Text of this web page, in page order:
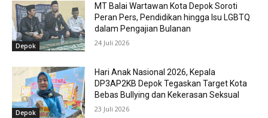
Depok
MT Balai Wartawan Kota Depok Soroti
Peran Pers, Pendidikan hingga Isu LGBTQ
dalam Pengajian Bulanan
24 Juli 2026
Depok
Hari Anak Nasional 2026, Kepala
DP3AP2KB Depok Tegaskan Target Kota
Bebas Bullying dan Kekerasan Seksual
23 Juli 2026